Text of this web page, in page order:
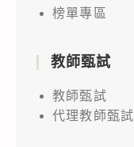
榜單專區
教師甄試
教師甄試
代理教師甄試